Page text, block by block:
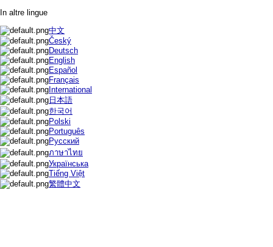
In altre lingue
中文
Český
Deutsch
English
Español
Français
International
日本語
한국어
Polski
Português
Русский
ภาษาไทย
Українська
Tiếng Việt
繁體中文